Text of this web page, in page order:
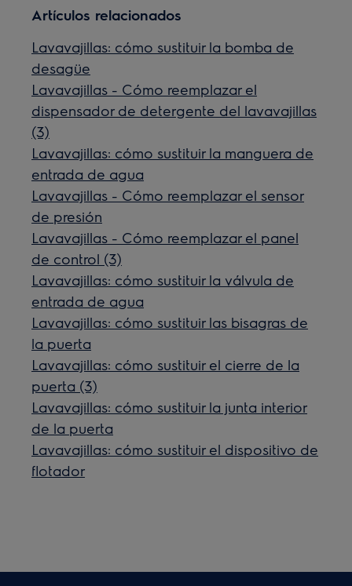
Artículos relacionados
Lavavajillas: cómo sustituir la bomba de
desagüe
Lavavajillas - Cómo reemplazar el
dispensador de detergente del lavavajillas
(3)
Lavavajillas: cómo sustituir la manguera de
entrada de agua
Lavavajillas - Cómo reemplazar el sensor
de presión
Lavavajillas - Cómo reemplazar el panel
de control (3)
Lavavajillas: cómo sustituir la válvula de
entrada de agua
Lavavajillas: cómo sustituir las bisagras de
la puerta
Lavavajillas: cómo sustituir el cierre de la
puerta (3)
Lavavajillas: cómo sustituir la junta interior
de la puerta
Lavavajillas: cómo sustituir el dispositivo de
flotador